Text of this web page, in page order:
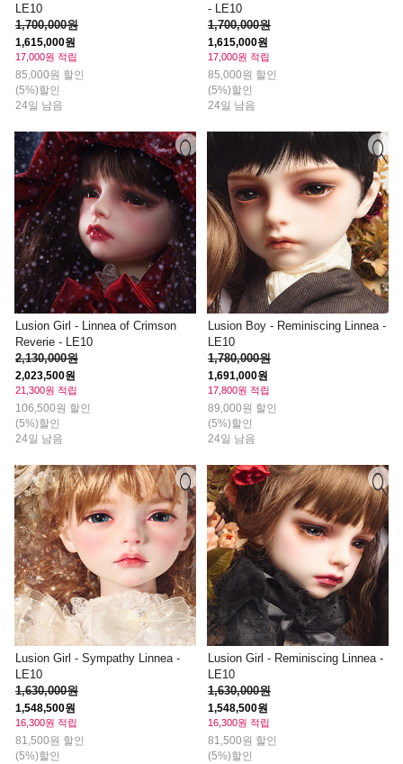
LE10
1,700,000원
1,615,000원
17,000원 적립
85,000원 할인
(5%)할인
24일 남음
- LE10
1,700,000원
1,615,000원
17,000원 적립
85,000원 할인
(5%)할인
24일 남음
Lusion Girl - Linnea of Crimson
Reverie - LE10
2,130,000원
2,023,500원
21,300원 적립
106,500원 할인
(5%)할인
24일 남음
Lusion Boy - Reminiscing Linnea -
LE10
1,780,000원
1,691,000원
17,800원 적립
89,000원 할인
(5%)할인
24일 남음
Lusion Girl - Sympathy Linnea -
LE10
1,630,000원
1,548,500원
16,300원 적립
81,500원 할인
(5%)할인
Lusion Girl - Reminiscing Linnea -
LE10
1,630,000원
1,548,500원
16,300원 적립
81,500원 할인
(5%)할인